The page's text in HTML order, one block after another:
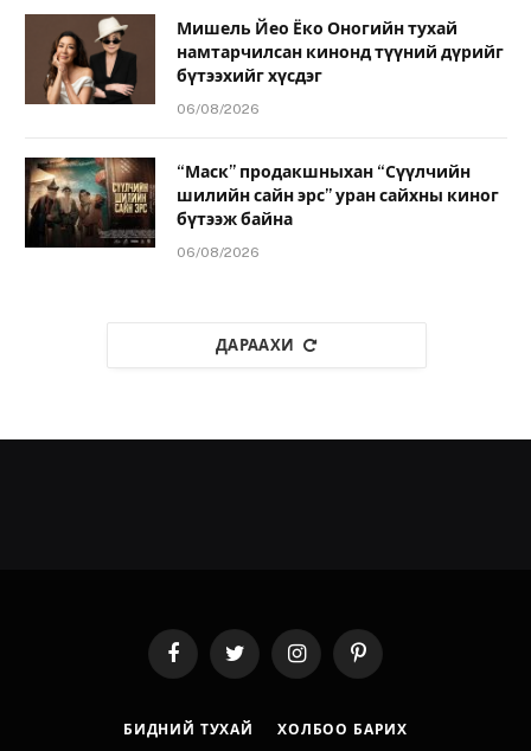
Мишель Йео Ёко Оногийн тухай
намтарчилсан кинонд түүний дүрийг
бүтээхийг хүсдэг
06/08/2026
“Маск” продакшныхан “Сүүлчийн
шилийн сайн эрс” уран сайхны киног
бүтээж байна
06/08/2026
ДАРААХИ
FacebookTwitter InstagramPinterest
БИДНИЙ ТУХАЙ ХОЛБОО БАРИХ